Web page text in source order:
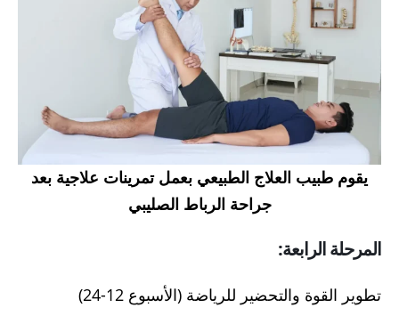
يقوم طبيب العلاج الطبيعي بعمل تمرينات علاجية بعد
جراحة الرباط الصليبي
المرحلة الرابعة:
تطوير القوة والتحضير للرياضة (الأسبوع 12-24)